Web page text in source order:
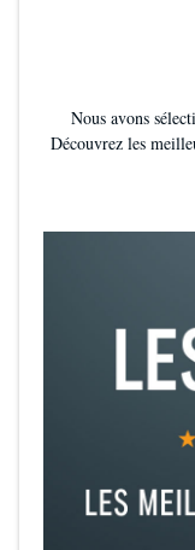
Nous avons
Découvrez les